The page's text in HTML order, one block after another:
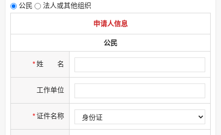
公民 法人或其他组织
申请人信息
公民
*姓 名
工作单位
*证件名称